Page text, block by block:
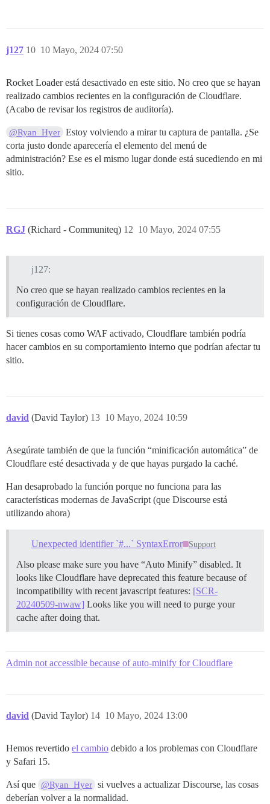
j127 10 Mayo, 2024 07:50
10
Rocket Loader está desactivado en este sitio. No creo que se hayan
realizado cambios recientes en la configuración de Cloudflare.
(Acabo de revisar los registros de auditoría).
@Ryan_Hyer Estoy volviendo a mirar tu captura de pantalla. ¿Se
corta justo donde aparecería el elemento del menú de
administración? Ese es el mismo lugar donde está sucediendo en mi
sitio.
RGJ (Richard - Communiteq) 10 Mayo, 2024 07:55
12
j127:
No creo que se hayan realizado cambios recientes en la
configuración de Cloudflare.
Si tienes cosas como WAF activado, Cloudflare también podría
hacer cambios en su comportamiento interno que podrían afectar tu
sitio.
david (David Taylor) 10 Mayo, 2024 10:59
13
Asegúrate también de que la función “minificación automática” de
Cloudflare esté desactivada y de que hayas purgado la caché.
Han desaprobado la función porque no funciona para las
características modernas de JavaScript (que Discourse está
utilizando ahora)
Unexpected identifier `#...` SyntaxError Support
Also please make sure you have “Auto Minify” disabled. It
looks like Cloudflare have deprecated this feature because of
incompatibility with recent javascript features: [SCR-
20240509-nwaw] Looks like you will need to purge your
cache after doing that.
Admin not accessible because of auto-minify for Cloudflare
david (David Taylor) 10 Mayo, 2024 13:00
14
Hemos revertido el cambio debido a los problemas con Cloudflare
y Safari 15.
Así que @Ryan_Hyer si vuelves a actualizar Discourse, las cosas
deberían volver a la normalidad.